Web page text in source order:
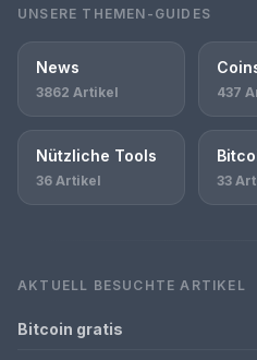
UNSERE THEMEN-GUIDES
News
3862 Artikel 437
Nützliche Tools
36 Artikel 33
AKTUELL BESUCHTE ARTIKEL
Bitcoin gratis